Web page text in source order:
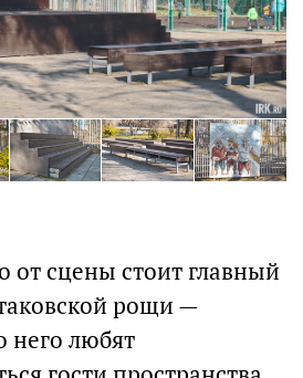
от сцены стоит главный
рощи —
него любят